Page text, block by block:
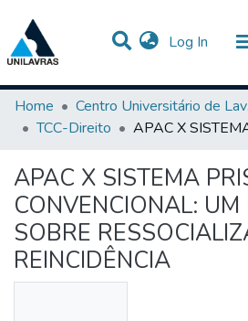
Log In
Communities &
Statistics
All of DSpace
Home
TCC-Direito
APAC X SISTEMA
CONVENCIONAL: UM
SOBRE
REINCIDÊNCIA